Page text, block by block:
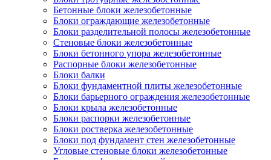
Бетонные блоки железобетонные
Блоки ограждающие железобетонные
Блоки разделительной полосы железобетонные
Стеновые блоки железобетонные
Блоки бетонного упора железобетонные
Распорные блоки железобетонные
Блоки балки
Блоки фундаментной плиты железобетонные
Блоки барьерного ограждения железобетонные
Блоки крыла железобетонные
Блоки распорки железобетонные
Блоки ростверка железобетонные
Блоки под фундамент стен железобетонные
Угловые стеновые блоки железобетонные